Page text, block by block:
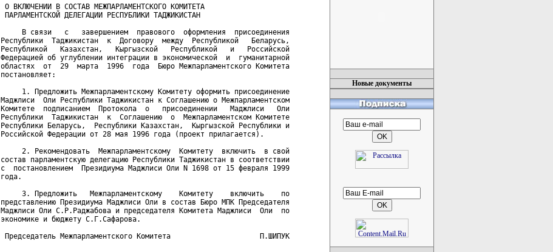
О ВКЛЮЧЕНИИ В СОСТАВ МЕЖПАРЛАМЕНТСКОГО КОМИТЕТА
ПАРЛАМЕНТСКОЙ ДЕЛЕГАЦИИ РЕСПУБЛИКИ ТАДЖИКИСТАН
     В связи   с   завершением  правового  оформления  присоединения
Республики  Таджикистан  к  Договору  между  Республикой   Беларусь,
Республикой   Казахстан,   Кыргызской   Республикой   и   Российской
Федерацией об углублении интеграции в экономической  и  гуманитарной
областях  от  29  марта  1996  года  Бюро Межпарламентского Комитета
постановляет:
     1. Предложить Межпарламентскому Комитету оформить присоединение
Маджлиси  Оли Республики Таджикистан к Соглашению о Межпарламентском
Комитете  подписанием  Протокола  о   присоединении   Маджлиси   Оли
Республики  Таджикистан  к  Соглашению  о  Межпарламентском Комитете
Республики Беларусь,  Республики Казахстан,  Кыргызской Республики и
Российской Федерации от 28 мая 1996 года (проект прилагается).
     2. Рекомендовать  Межпарламентскому  Комитету  включить  в свой
состав парламентскую делегацию Республики Таджикистан в соответствии
с  постановлением  Президиума Маджлиси Оли N 1698 от 15 февраля 1999
года.
     3. Предложить   Межпарламентскому    Комитету    включить    по
представлению Президиума Маджлиси Оли в состав Бюро МПК Председателя
Маджлиси Оли С.Р.Раджабова и председателя Комитета Маджлиси  Оли  по
экономике и бюджету С.Г.Сафарова.
Председатель Межпарламентского Комитета                     П.ШИПУК
Новые документы